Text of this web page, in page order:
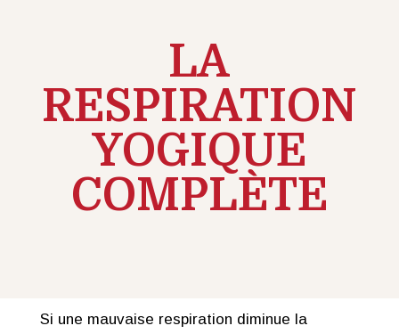
LA
RESPIRATION
YOGIQUE
COMPLÈTE
Si une mauvaise respiration diminue la